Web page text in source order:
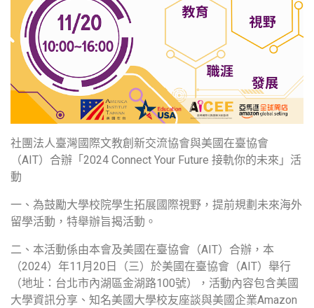
社團法人臺灣國際文教創新交流協會與美國在臺協會
（AIT）合辦「2024 Connect Your Future 接軌你的未來」活
動
一、為鼓勵大學校院學生拓展國際視野，提前規劃未來海外
留學活動，特舉辦旨揭活動。
二、本活動係由本會及美國在臺協會（AIT）合辦，本
（2024）年11月20日（三）於美國在臺協會（AIT）舉行
（地址：台北市內湖區金湖路100號），活動內容包含美國
大學資訊分享、知名美國大學校友座談與美國企業Amazon